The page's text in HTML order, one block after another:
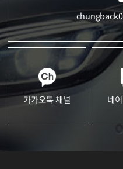
카카오톡 채널 네